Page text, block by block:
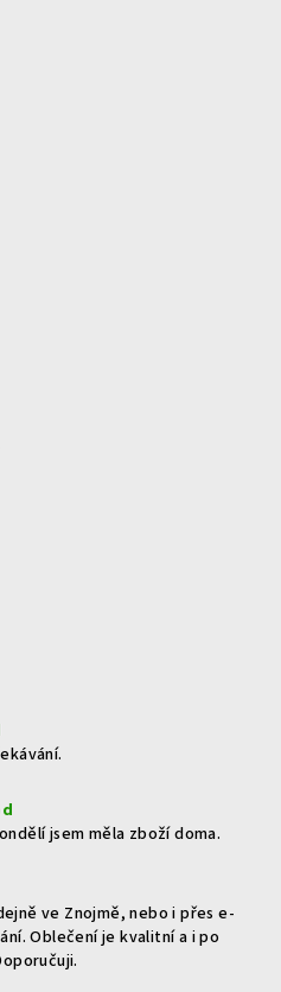
jsem měla zboží doma.
ve Znojmě, nebo i přes e-
Oblečení je kvalitní a i po